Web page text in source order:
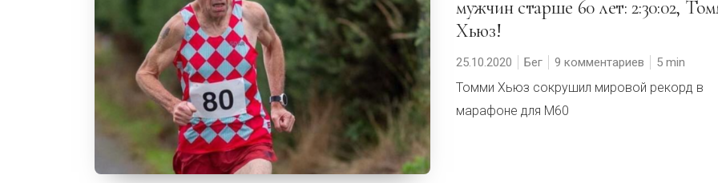
мужчин старше 60 лет: 2:30:02,
Хьюз!
25.10.2020 Бег 9 комментариев 5
Томми Хьюз сокрушил мировой рекорд в
марафоне для М60